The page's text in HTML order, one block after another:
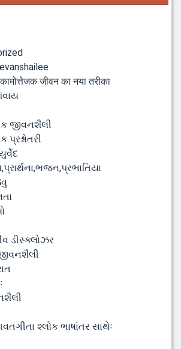
जीवन का नया तरीका
જીવનશૈલી
ડીસ્‍ક્લોઝર
શ્લોક ભાષાંતર સાથેઃ